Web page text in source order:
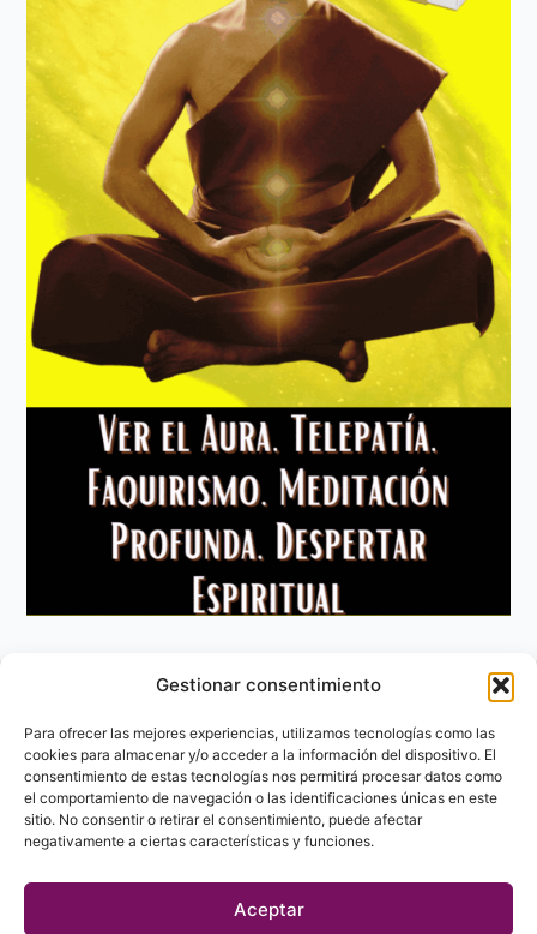
Gestionar consentimiento
Para ofrecer las mejores experiencias, utilizamos tecnologías como las
cookies para almacenar y/o acceder a la información del dispositivo. El
consentimiento de estas tecnologías nos permitirá procesar datos como
el comportamiento de navegación o las identificaciones únicas en este
sitio. No consentir o retirar el consentimiento, puede afectar
negativamente a ciertas características y funciones.
Aceptar
Aviso Legal
Política de privacidad
Política de Cookies
Contacto